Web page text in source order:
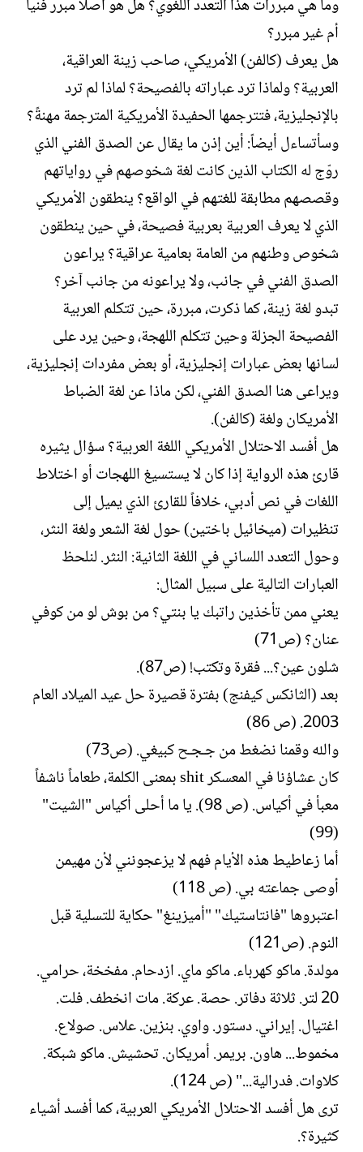
وما هي مبررات هذا التعدد اللغوي؟ هل هو أصلاً مبرر فنياً
أم غير مبرر؟
هل يعرف (كالفن) الأمريكي، صاحب زينة العراقية،
العربية؟ ولماذا ترد عباراته بالفصيحة؟ لماذا لم ترد
بالإنجليزية، فتترجمها الحفيدة الأمريكية المترجمة مهنةً؟
وسأتساءل أيضاً: أين إذن ما يقال عن الصدق الفني الذي
روّج له الكتاب الذين كانت لغة شخوصهم في رواياتهم
وقصصهم مطابقة للغتهم في الواقع؟ ينطقون الأمريكي
الذي لا يعرف العربية بعربية فصيحة، في حين ينطقون
شخوص وطنهم من العامة بعامية عراقية؟ يراعون
الصدق الفني في جانب، ولا يراعونه من جانب آخر؟
تبدو لغة زينة، كما ذكرت، مبررة، حين تتكلم العربية
الفصيحة الجزلة وحين تتكلم اللهجة، وحين يرد على
لسانها بعض عبارات إنجليزية، أو بعض مفردات إنجليزية،
ويراعى هنا الصدق الفني، لكن ماذا عن لغة الضباط
الأمريكان ولغة (كالفن).
هل أفسد الاحتلال الأمريكي اللغة العربية؟ سؤال يثيره
قارئ هذه الرواية إذا كان لا يستسيغ اللهجات أو اختلاط
اللغات في نص أدبي، خلافاً للقارئ الذي يميل إلى
تنظيرات (ميخائيل باختين) حول لغة الشعر ولغة النثر،
وحول التعدد اللساني في اللغة الثانية: النثر. لنلحظ
العبارات التالية على سبيل المثال:
يعني ممن تأخذين راتبك يا بنتي؟ من بوش لو من كوفي
عنان؟ (ص71)
شلون عين؟... فقرة وتكتب! (ص87).
بعد (الثانكس كيفنج) بفترة قصيرة حل عيد الميلاد العام
2003. (ص 86)
والله وقمنا نضغط من جـجـح كبيغي. (ص73)
كان عشاؤنا في المعسكر shit بمعنى الكلمة، طعاماً ناشفاً
معبأ في أكياس. (ص 98). يا ما أحلى أكياس "الشيت"
(99)
أما زعاطيط هذه الأيام فهم لا يزعجونني لأن مهيمن
أوصى جماعته بي. (ص 118)
اعتبروها "فانتاستيك" "أميزينغ" حكاية للتسلية قبل
النوم. (ص121)
مولدة. ماكو كهرباء. ماكو ماي. ازدحام. مفخخة، حرامي.
20 لتر. ثلاثة دفاتر. حصة. عركة. مات انخطف. فلت.
اغتيال. إيراني. دستور. واوي. بنزين. علاس. صولاع.
مخموط... هاون. بريمر. أمريكان. تحشيش. ماكو شبكة.
كلاوات. فدرالية..." (ص 124).
ترى هل أفسد الاحتلال الأمريكي العربية، كما أفسد أشياء
كثيرة؟.